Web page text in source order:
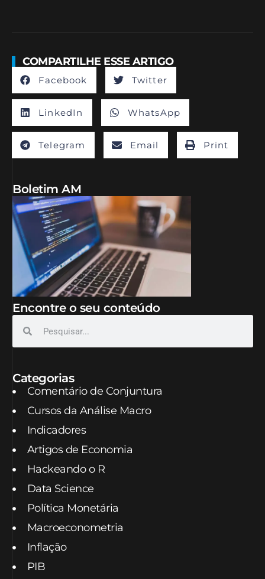
COMPARTILHE ESSE ARTIGO
Facebook Twitter
LinkedIn WhatsApp
Telegram Email Print
Boletim AM
Encontre o seu conteúdo
Categorias
Comentário de Conjuntura
Cursos da Análise Macro
Indicadores
Artigos de Economia
Hackeando o R
Data Science
Política Monetária
Macroeconometria
Inflação
PIB